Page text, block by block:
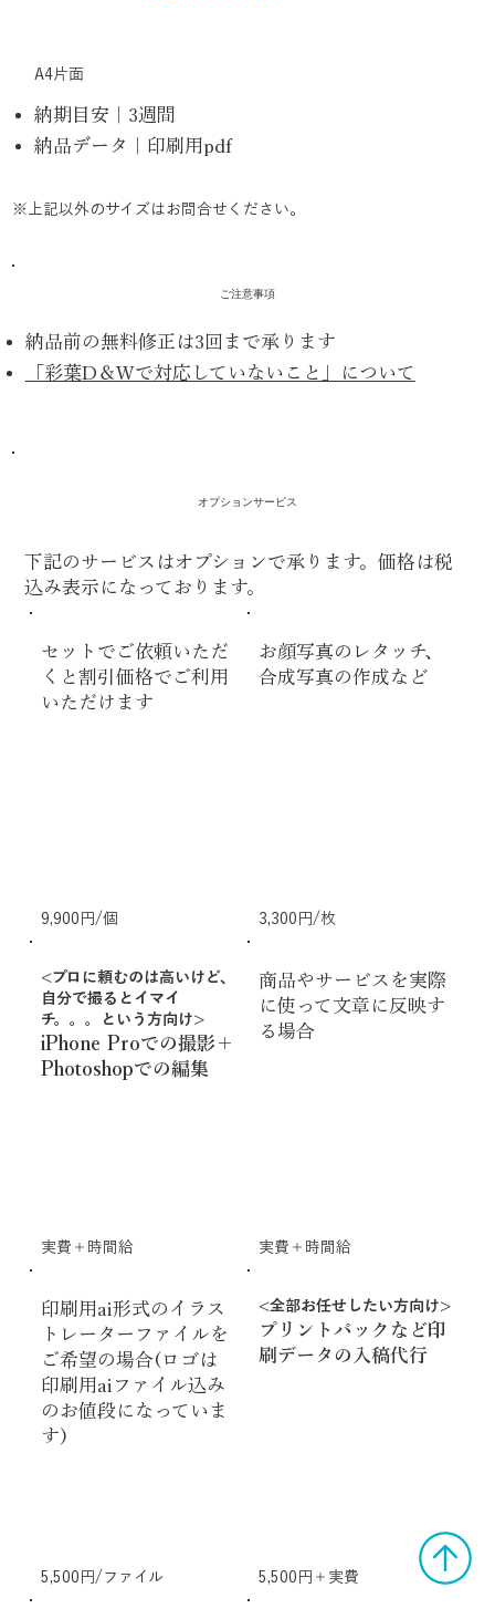
A4片面
納期目安｜3週間
納品データ｜印刷用pdf
※上記以外のサイズはお問合せください。
ご注意事項
納品前の無料修正は3回まで承ります
「彩葉D＆Wで対応していないこと」について
オプションサービス
下記のサービスはオプションで承ります。価格は税
込み表示になっております。
セットでご依頼いただ
くと割引価格でご利用
いただけます
9,900円/個
お顔写真のレタッチ、
合成写真の作成など
3,300円/枚
<プロに頼むのは高いけど、
自分で撮るとイマイ
チ。。。という方向け>
iPhone Proでの撮影＋
Photoshopでの編集
実費＋時間給
商品やサービスを実際
に使って文章に反映す
る場合
実費＋時間給
印刷用ai形式のイラス
トレーターファイルを
ご希望の場合(ロゴは
印刷用aiファイル込み
のお値段になっていま
す)
5,500円/ファイル
<全部お任せしたい方向け>
プリントパックなど印
刷データの入稿代行
5,500円＋実費